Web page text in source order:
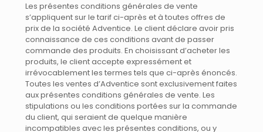
Les présentes conditions générales de vente
s’appliquent sur le tarif ci-après et à toutes offres de
prix de la société Adventice. Le client déclare avoir pris
connaissance de ces conditions avant de passer
commande des produits. En choisissant d’acheter les
produits, le client accepte expressément et
irrévocablement les termes tels que ci-après énoncés.
Toutes les ventes d’Adventice sont exclusivement faites
aux présentes conditions générales de vente. Les
stipulations ou les conditions portées sur la commande
du client, qui seraient de quelque manière
incompatibles avec les présentes conditions, ou y